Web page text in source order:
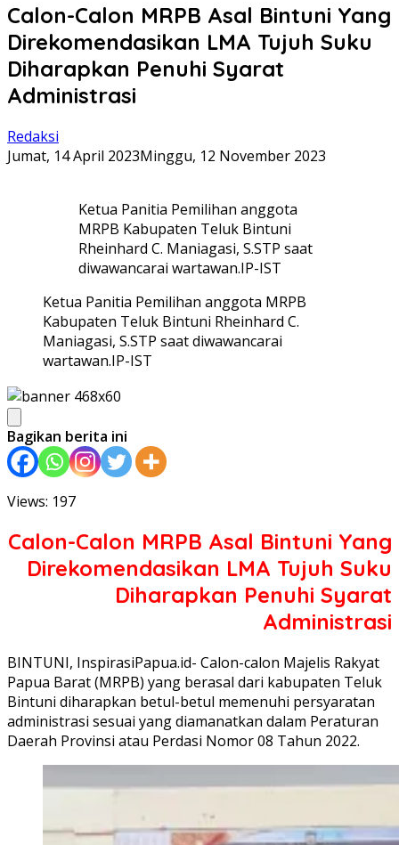
Calon-Calon MRPB Asal Bintuni Yang
Direkomendasikan LMA Tujuh Suku
Diharapkan Penuhi Syarat
Administrasi
Redaksi
Jumat, 14 April 2023Minggu, 12 November 2023
Ketua Panitia Pemilihan anggota
MRPB Kabupaten Teluk Bintuni
Rheinhard C. Maniagasi, S.STP saat
diwawancarai wartawan.IP-IST
Ketua Panitia Pemilihan anggota MRPB
Kabupaten Teluk Bintuni Rheinhard C.
Maniagasi, S.STP saat diwawancarai
wartawan.IP-IST
Bagikan berita ini
Views: 197
Calon-Calon MRPB Asal Bintuni Yang
Direkomendasikan LMA Tujuh Suku
Diharapkan Penuhi Syarat
Administrasi
BINTUNI, InspirasiPapua.id- Calon-calon Majelis Rakyat
Papua Barat (MRPB) yang berasal dari kabupaten Teluk
Bintuni diharapkan betul-betul memenuhi persyaratan
administrasi sesuai yang diamanatkan dalam Peraturan
Daerah Provinsi atau Perdasi Nomor 08 Tahun 2022.